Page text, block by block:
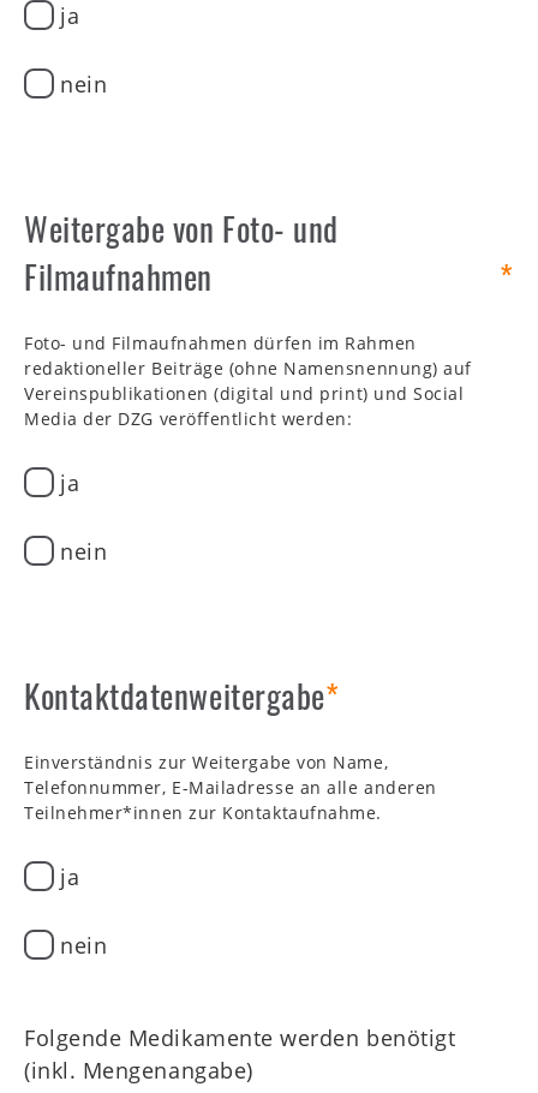
ja
nein
Weitergabe von Foto- und
Filmaufnahmen
Foto- und Filmaufnahmen dürfen im Rahmen
redaktioneller Beiträge (ohne Namensnennung) auf
Vereinspublikationen (digital und print) und Social
Media der DZG veröffentlicht werden:
ja
nein
Kontaktdatenweitergabe
Einverständnis zur Weitergabe von Name,
Telefonnummer, E-Mailadresse an alle anderen
Teilnehmer*innen zur Kontaktaufnahme.
ja
nein
Folgende Medikamente werden benötigt
(inkl. Mengenangabe)